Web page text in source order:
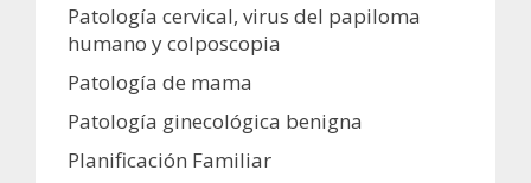
Patología cervical, virus del papiloma
humano y colposcopia
Patología de mama
Patología ginecológica benigna
Planificación Familiar